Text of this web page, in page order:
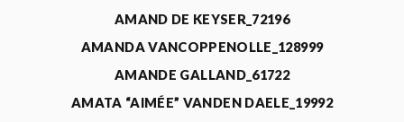
AMAND DE KEYSER_72196
AMANDA VANCOPPENOLLE_128999
AMANDE GALLAND_61722
AMATA “AIMÉE” VANDEN DAELE_19992